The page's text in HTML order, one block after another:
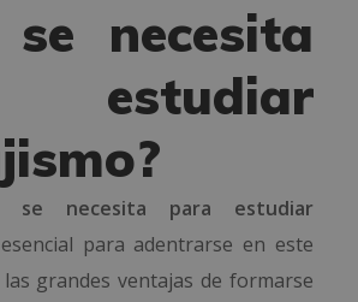
se necesita
estudiar
se necesita para estudiar
para adentrarse en este
grandes ventajas de formarse